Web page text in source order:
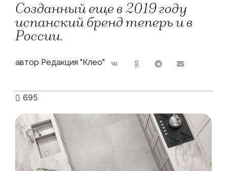
Созданный еще в 2019 году
испанский бренд теперь и в
России.
автор Редакция "Клео"
695